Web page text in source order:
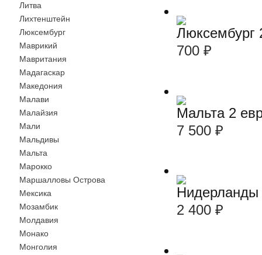
Литва
Лихтенштейн
Люксембург
Маврикий
Мавритания
Мадагаскар
Македония
Малави
Малайзия
Мали
Мальдивы
Мальта
Марокко
Маршалловы Острова
Мексика
Мозамбик
Молдавия
Монако
Монголия
Люксембург
700 ₽
Мальта 2
7 500 ₽
Нидерланды
2 400 ₽